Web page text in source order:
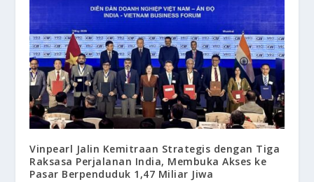
Vinpearl Jalin Kemitraan Strategis dengan Tiga
Raksasa Perjalanan India, Membuka Akses ke
Pasar Berpenduduk 1,47 Miliar Jiwa